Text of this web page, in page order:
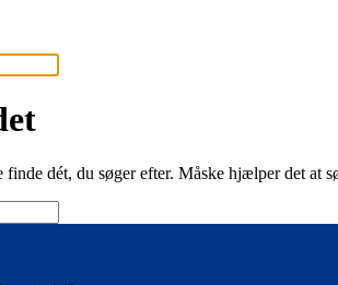
dét, du søger efter. Måske hjælper det at